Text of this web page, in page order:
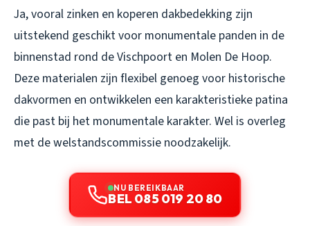
Ja, vooral zinken en koperen dakbedekking zijn
uitstekend geschikt voor monumentale panden in de
binnenstad rond de Vischpoort en Molen De Hoop.
Deze materialen zijn flexibel genoeg voor historische
dakvormen en ontwikkelen een karakteristieke patina
die past bij het monumentale karakter. Wel is overleg
met de welstandscommissie noodzakelijk.
NU BEREIKBAAR
BEL 085 019 20 80